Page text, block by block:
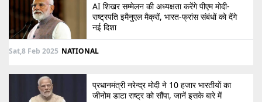
AI शिखर सम्मेलन की अध्यक्षता करेंगे पीएम मोदी-
राष्ट्रपति इमैनुएल मैक्रों, भारत-फ्रांस संबंधों को देंगे
नई दिशा
Sat,8 Feb 2025 NATIONAL
प्रधानमंत्री नरेन्द्र मोदी ने 10 हजार भारतीयों का
जीनोम डाटा राष्ट्र को सौंपा, जानें इसके बारे में